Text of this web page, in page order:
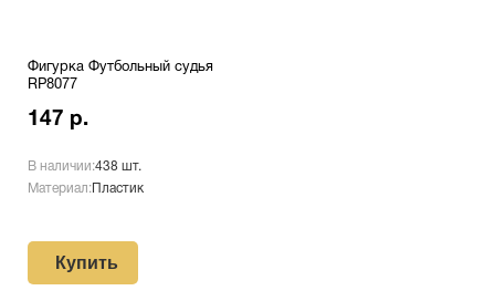
Фигурка Футбольный судья
RP8077
147 р.
В наличии:438 шт.
Материал: Пластик
Купить